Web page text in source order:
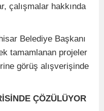
çalışmalar hakkında
Belediye Başkanı
tamamlanan projeler
görüş alışverişinde
ÇÖZÜLÜYOR